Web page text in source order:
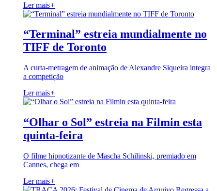
Ler mais+
“Terminal” estreia mundialmente no
TIFF de Toronto
A curta-metragem de animação de Alexandre Siqueira integra
a competição
Ler mais+
“Olhar o Sol” estreia na Filmin esta
quinta-feira
O filme hipnotizante de Mascha Schilinski, premiado em
Cannes, chega em
Ler mais+